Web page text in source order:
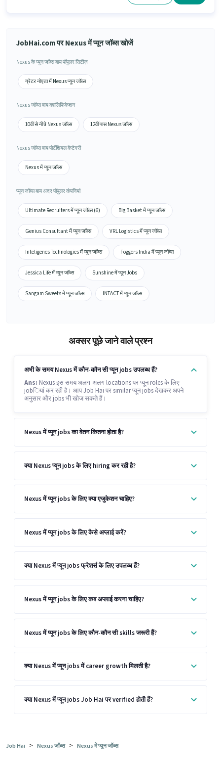
JobHai.com पर Nexus में प्यून जॉब्स खोजें
Nexus के प्यून जॉब्स बाय पॉपुलर सिटीज़
ग्रेटर नोएडा में Nexus प्यून जॉब्स
Nexus जॉब्स बाय क्वालिफिकेशन
10वीं से नीचे Nexus जॉब्स 12वीं पास Nexus जॉब्स
Nexus जॉब्स बाय पोटेंशियल कैटेगरी
Nexus में प्यून जॉब्स
प्यून जॉब्स बाय अदर पॉपुलर कंपनियां
Ultimate Recruiters में प्यून जॉब्स (6) Big Basket में प्यून जॉब्स
Genius Consultant में प्यून जॉब्स VRL Logistics में प्यून जॉब्स
Inteligenes Technologies में प्यून जॉब्स Foggers India में प्यून जॉब्स
Jessica Life में प्यून जॉब्स Sunshine में प्यून Jobs
Sangam Sweets में प्यून जॉब्स INTACT में प्यून जॉब्स
अक्सर पूछे जाने वाले प्रश्न
अभी के समय Nexus में कौन-कौन सी प्यून jobs उपलब्ध हैं?
Ans: Nexus इस समय अलग-अलग locations पर प्यून roles के लिए
jobियां कर रही है। आप Job Hai पर similar प्यून jobs देखकर अपने
अनुसार और jobs भी खोज सकते हैं।
Nexus में प्यून jobs का वेतन कितना होता है?
क्या Nexus प्यून jobs के लिए hiring कर रही है?
Nexus में प्यून jobs के लिए क्या एजुकेशन चाहिए?
Nexus में प्यून jobs के लिए कैसे अप्लाई करें?
क्या Nexus में प्यून jobs फ्रेशर्स के लिए उपलब्ध हैं?
Nexus में प्यून jobs के लिए कब अप्लाई करना चाहिए?
Nexus में प्यून jobs के लिए कौन-कौन सी skills जरूरी हैं?
क्या Nexus में प्यून jobs में career growth मिलती है?
क्या Nexus में प्यून jobs Job Hai पर verified होती हैं?
Job Hai > Nexus जॉब्स > Nexus में प्यून जॉब्स